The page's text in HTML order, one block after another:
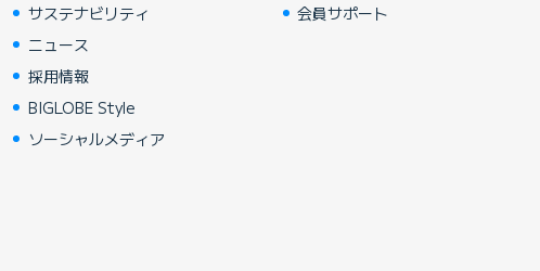
サステナビリティ
ニュース
採用情報
BIGLOBE Style
ソーシャルメディア
会員サポート